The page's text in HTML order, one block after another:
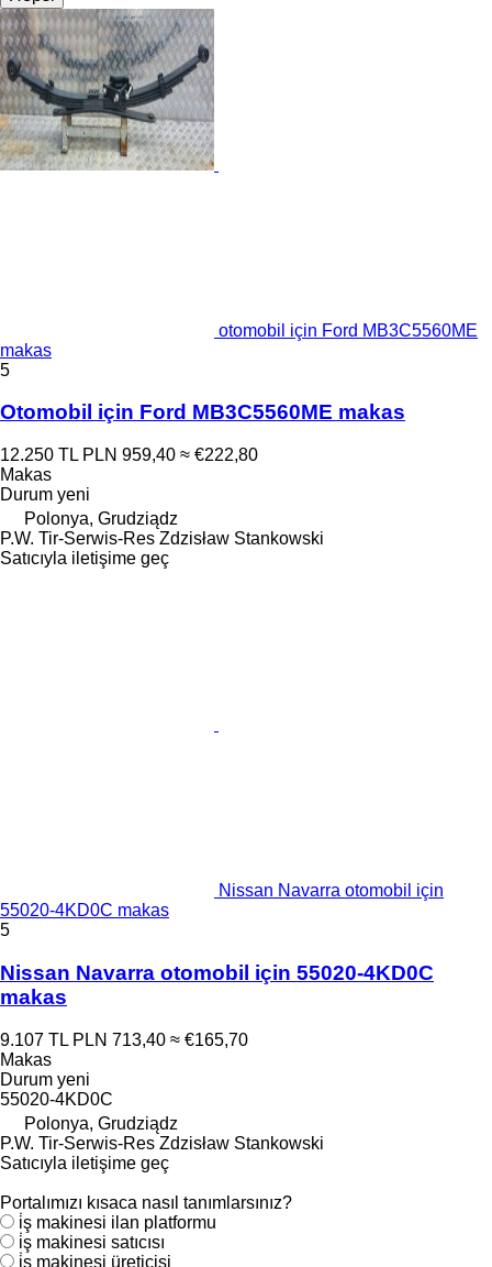
otomobil için Ford MB3C5560ME
makas
5
Otomobil için Ford MB3C5560ME makas
12.250 TL PLN 959,40 ≈ €222,80
Makas
Durum yeni
Polonya, Grudziądz
P.W. Tir-Serwis-Res Zdzisław Stankowski
Satıcıyla iletişime geç
Nissan Navarra otomobil için
55020-4KD0C makas
5
Nissan Navarra otomobil için 55020-4KD0C
makas
9.107 TL PLN 713,40 ≈ €165,70
Makas
Durum yeni
55020-4KD0C
Polonya, Grudziądz
P.W. Tir-Serwis-Res Zdzisław Stankowski
Satıcıyla iletişime geç
Portalımızı kısaca nasıl tanımlarsınız?
i̇ş makinesi ilan platformu
i̇ş makinesi satıcısı
i̇ş makinesi üreticisi